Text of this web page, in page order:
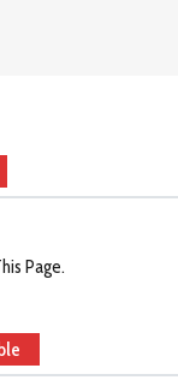
Page.